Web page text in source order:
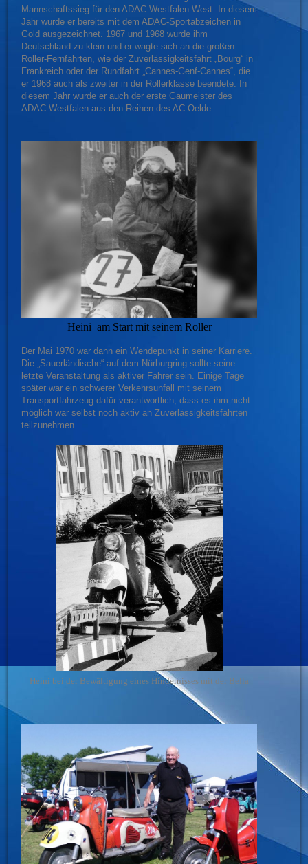
Mannschaftssieg für den ADAC-Westfalen-West. In diesem
Jahr wurde er bereits mit dem ADAC-Sportabzeichen in
Gold ausgezeichnet. 1967 und 1968 wurde ihm
Deutschland zu klein und er wagte sich an die großen
Roller-Fernfahrten, wie der Zuverlässigkeitsfahrt „Bourg“ in
Frankreich oder der Rundfahrt „Cannes-Genf-Cannes“, die
er 1968 auch als zweiter in der Rollerklasse beendete. In
diesem Jahr wurde er auch der erste Gaumeister des
ADAC-Westfalen aus den Reihen des AC-Oelde.
Heini am Start mit seinem Roller
Der Mai 1970 war dann ein Wendepunkt in seiner Karriere.
Die „Sauerländische“ auf dem Nürburgring sollte seine
letzte Veranstaltung als aktiver Fahrer sein. Einige Tage
später war ein schwerer Verkehrsunfall mit seinem
Transportfahrzeug dafür verantwortlich, dass es ihm nicht
möglich war selbst noch aktiv an Zuverlässigkeitsfahrten
teilzunehmen.
Heini bei der Bewältigung eines Hindernisses mit der Bella